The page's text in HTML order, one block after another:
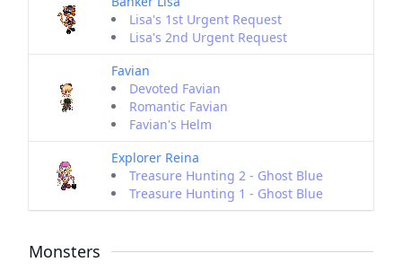
Lisa's 1st Urgent Request
Lisa's 2nd Urgent Request
Favian
Devoted Favian
Romantic Favian
Favian's Helm
Explorer Reina
Treasure Hunting 2 - Ghost Blue
Treasure Hunting 1 - Ghost Blue
Monsters